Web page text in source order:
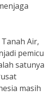
Air,
pemicu
satunya
masih